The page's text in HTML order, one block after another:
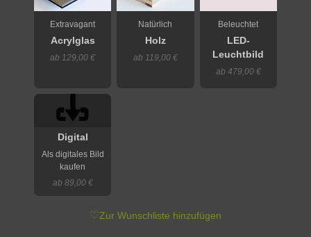
Extravagant
Acrylglas
ab 129,00 €
Natürlich
Holz
ab 119,00 €
Beleuchtet
LED-
Leuchtbild
ab 479,00 €
Digital
Als digitales Bild
kaufen
ab 89,00 €
♡Zur Wunschliste hinzufügen